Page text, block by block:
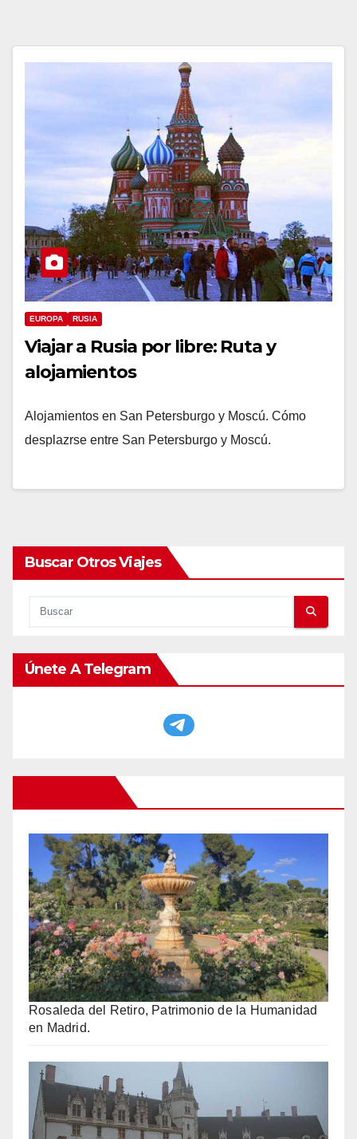
EUROPA RUSIA
Viajar a Rusia por libre: Ruta y
alojamientos
Alojamientos en San Petersburgo y Moscú. Cómo
desplazrse entre San Petersburgo y Moscú.
Buscar Otros Viajes
Únete A Telegram
Rosaleda del Retiro, Patrimonio de la Humanidad
en Madrid.